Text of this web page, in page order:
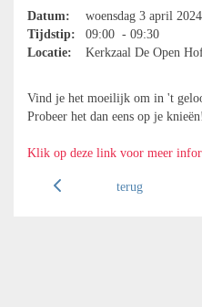
Datum:
woensdag 3 april 2024
Tijdstip:
09:00 - 09:30
Locatie:
Kerkzaal De Open
Vind je het moeilijk om in 't
Probeer het dan eens op je
Klik op deze link voor meer
terug